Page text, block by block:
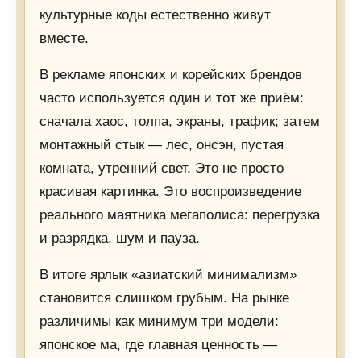
культурные коды естественно живут
вместе.
В рекламе японских и корейских брендов
часто используется один и тот же приём:
сначала хаос, толпа, экраны, трафик; затем
монтажный стык — лес, онсэн, пустая
комната, утренний свет. Это не просто
красивая картинка. Это воспроизведение
реального маятника мегаполиса: перегрузка
и разрядка, шум и пауза.
В итоге ярлык «азиатский минимализм»
становится слишком грубым. На рынке
различимы как минимум три модели:
японское ма, где главная ценность —